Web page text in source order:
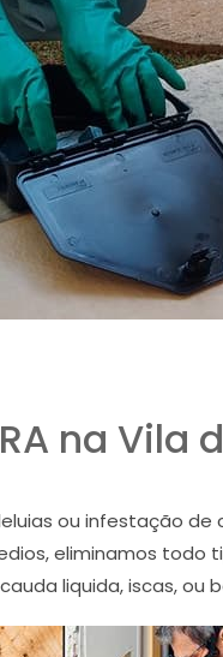
na
ou infestação
eliminamos todo
liquida, iscas, ou